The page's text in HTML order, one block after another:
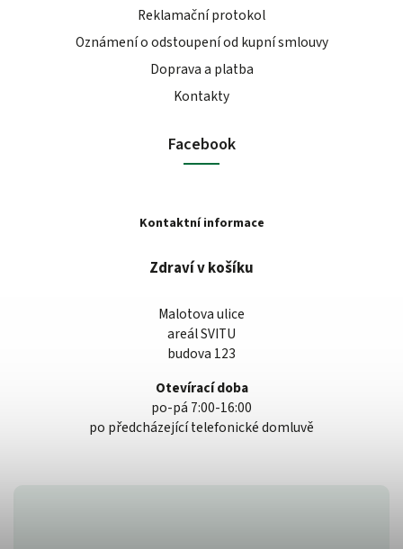
Reklamační protokol
Oznámení o odstoupení od kupní smlouvy
Doprava a platba
Kontakty
Facebook
Kontaktní informace
Zdraví v košíku
Malotova ulice
areál SVITU
budova 123
Otevírací doba
po-pá 7:00-16:00
po předcházející telefonické domluvě